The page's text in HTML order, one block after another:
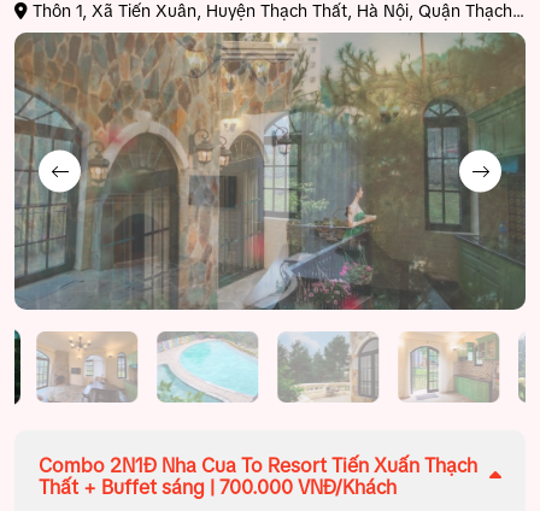
Thôn 1, Xã Tiến Xuân, Huyện Thạch Thất, Hà Nội, Quận Thạch
Thất, Hà Nội
Combo 2N1Đ Nha Cua To Resort Tiến Xuấn Thạch
Thất + Buffet sáng | 700.000 VNĐ/Khách